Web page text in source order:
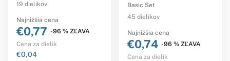
19 dielikov
Najnižšia cena
€0,77 -96 % ZĽAVA
Cena za dielik
€0,04
Basic Set
45 dielikov
Najnižšia cena
€0,74 -96 % ZĽAVA
Cena za dielik